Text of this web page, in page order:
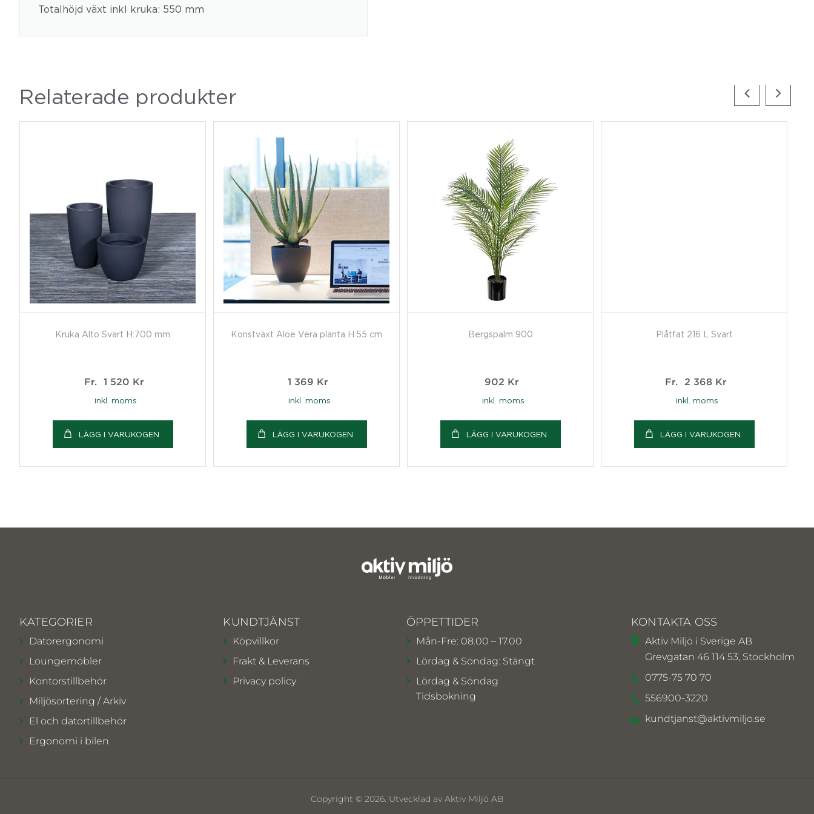
Totalhöjd växt inkl kruka: 550 mm
Relaterade produkter
Kruka Alto Svart H:700 mm
Fr. 1 520 Kr
inkl. moms
LÄGG I VARUKOGEN
Konstväxt Aloe Vera planta H:55 cm
1 369 Kr
inkl. moms
LÄGG I VARUKOGEN
Bergspalm 900
902 Kr
inkl. moms
LÄGG I VARUKOGEN
Plåtfat 216 L Svart
Fr. 2 368 Kr
inkl. moms
LÄGG I VARUKOGEN
KATEGORIER
Datorergonomi
Loungemöbler
Kontorstillbehör
Miljösortering / Arkiv
El och datortillbehör
Ergonomi i bilen
KUNDTJÄNST
Köpvillkor
Frakt & Leverans
Privacy policy
ÖPPETTIDER
Mån-Fre: 08.00 – 17.00
Lördag & Söndag: Stängt
Lördag & Söndag
Tidsbokning
KONTAKTA OSS
Aktiv Miljö i Sverige AB
Grevgatan 46 114 53, Stockholm
0775-75 70 70
556900-3220
kundtjanst@aktivmiljo.se
Copyright © 2026. Utvecklad av Aktiv Miljö AB